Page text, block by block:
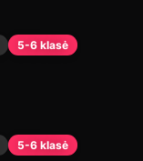
5-6 klasė
5-6 klasė